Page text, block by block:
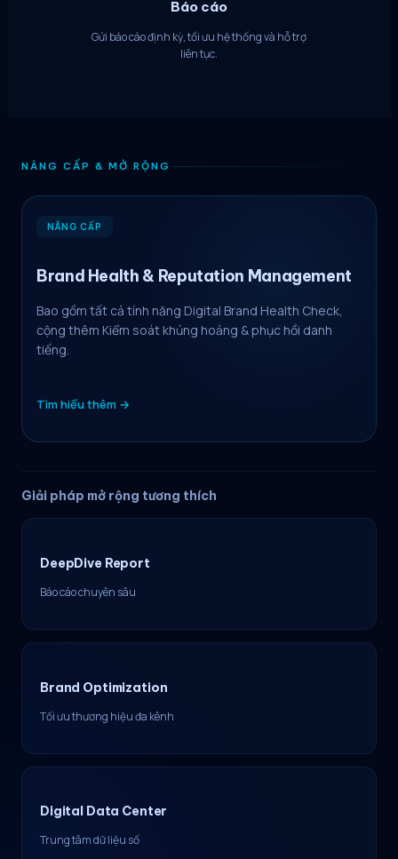
Báo cáo
Gửi báo cáo định kỳ, tối ưu hệ thống và hỗ trợ
liên tục.
NÂNG CẤP & MỞ RỘNG
NÂNG CẤP
Brand Health & Reputation Management
Bao gồm tất cả tính năng Digital Brand Health Check,
cộng thêm Kiểm soát khủng hoảng & phục hồi danh
tiếng.
Tìm hiểu thêm →
Giải pháp mở rộng tương thích
DeepDive Report
Báo cáo chuyên sâu
Brand Optimization
Tối ưu thương hiệu đa kênh
Digital Data Center
Trung tâm dữ liệu số